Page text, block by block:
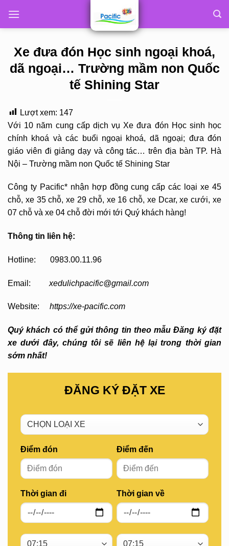
Xe đưa đón Học sinh ngoại khoá,
dã ngoại… Trường mầm non Quốc
tế Shining Star
Lượt xem: 147
Với 10 năm cung cấp dịch vụ Xe đưa đón Học sinh học
chính khoá và các buổi ngoại khoá, dã ngoại; đưa đón
giáo viên đi giảng dạy và công tác… trên địa bàn TP. Hà
Nội – Trường mầm non Quốc tế Shining Star
Công ty Pacific* nhận hợp đồng cung cấp các loại xe 45
chỗ, xe 35 chỗ, xe 29 chỗ, xe 16 chỗ, xe Dcar, xe cưới, xe
07 chỗ và xe 04 chỗ đời mới tới Quý khách hàng!
Thông tin liên hệ:
Hotline: 0983.00.11.96
Email: xedulichpacific@gmail.com
Website: https://xe-pacific.com
Quý khách có thể gửi thông tin theo mẫu Đăng ký đặt
xe dưới đây, chúng tôi sẽ liên hệ lại trong thời gian
sớm nhất!
ĐĂNG KÝ ĐẶT XE
Điểm đón
Thời gian đi
Điểm đến
Thời gian về